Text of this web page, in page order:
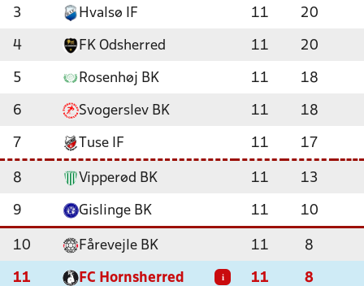
3 Hvalsø IF 11 20
4 FK Odsherred 11 20
5 Rosenhøj BK 11 18
6 Svogerslev BK 11 18
7 Tuse IF 11 17
8 Vipperød BK 11 13
9 Gislinge BK 11 10
10 Fårevejle BK 11 8
11 FC Hornsherred i 11 8